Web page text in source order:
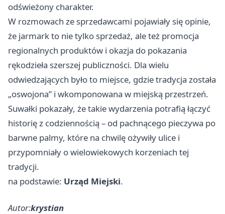
odświeżony charakter.
W rozmowach ze sprzedawcami pojawiały się opinie,
że jarmark to nie tylko sprzedaż, ale też promocja
regionalnych produktów i okazja do pokazania
rękodzieła szerszej publiczności. Dla wielu
odwiedzających było to miejsce, gdzie tradycja została
„oswojona” i wkomponowana w miejską przestrzeń.
Suwałki pokazały, że takie wydarzenia potrafią łączyć
historię z codziennością – od pachnącego pieczywa po
barwne palmy, które na chwilę ożywiły ulice i
przypomniały o wielowiekowych korzeniach tej
tradycji.
na podstawie: Urząd Miejski.
Autor:krystian